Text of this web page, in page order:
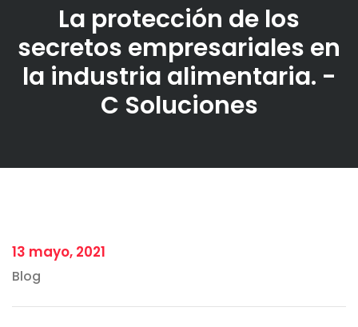
La protección de los
secretos empresariales en
la industria alimentaria. -
C Soluciones
13 mayo, 2021
Blog